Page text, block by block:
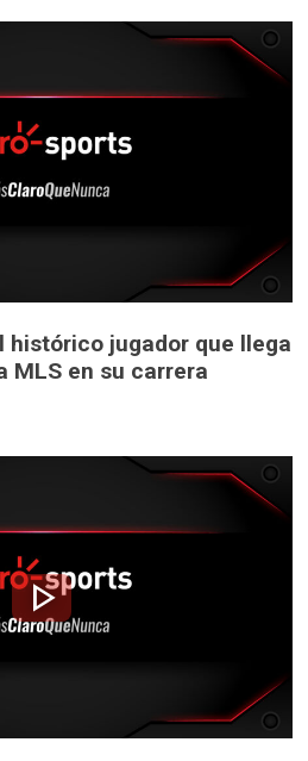
histórico jugador que llega
MLS en su carrera
play_arrow